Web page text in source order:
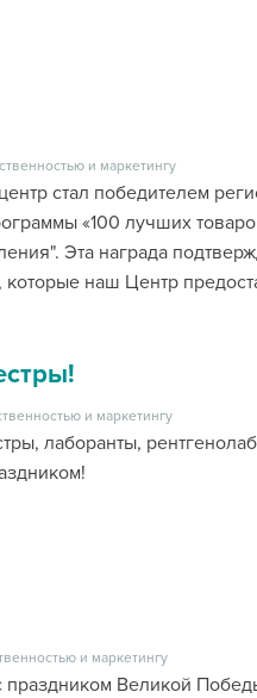
и маркетингу
стал победителем
«100 лучших
Эта награда
которые наш Центр
и маркетингу
лаборанты,
и маркетингу
праздником Великой